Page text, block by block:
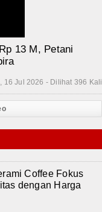
13 M, Petani
16 Jul 2026 - Dilihat 396 Kali
Coffee Fokus
dengan Harga